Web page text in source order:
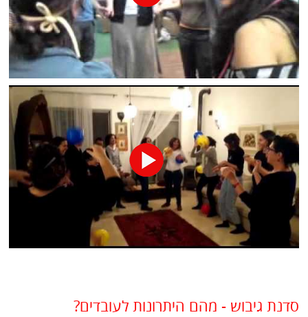
סדנת גיבוש - מהם היתרונות לעובדים?